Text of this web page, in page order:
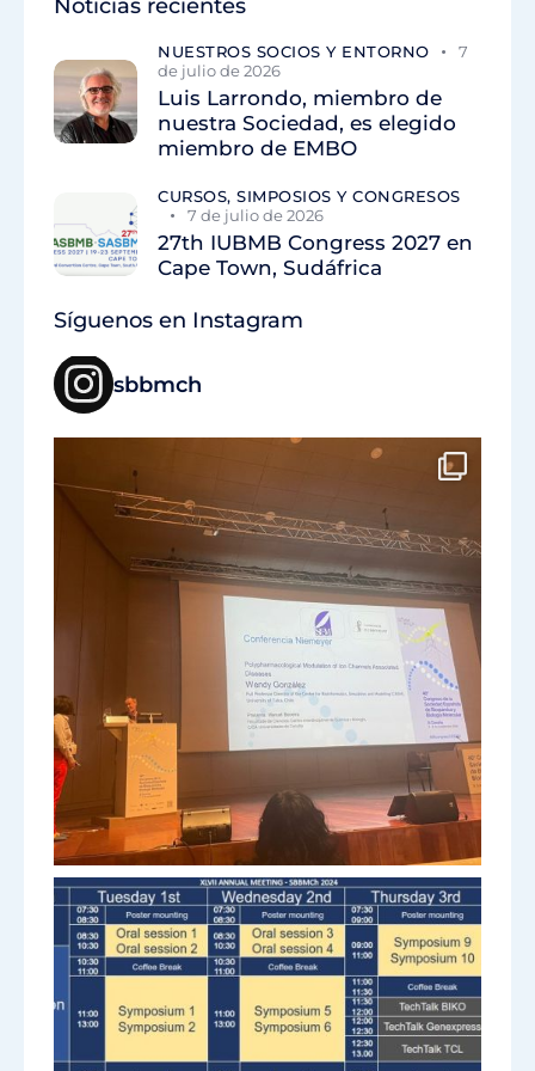
Noticias recientes
NUESTROS SOCIOS Y ENTORNO
7
de julio de 2026
Luis Larrondo, miembro de
nuestra Sociedad, es elegido
miembro de EMBO
CURSOS, SIMPOSIOS Y CONGRESOS
7 de julio de 2026
27th IUBMB Congress 2027 en
Cape Town, Sudáfrica
Síguenos en Instagram
sbbmch